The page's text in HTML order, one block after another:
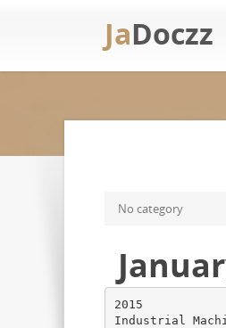
JaDoczz
No category
2015
Industrial